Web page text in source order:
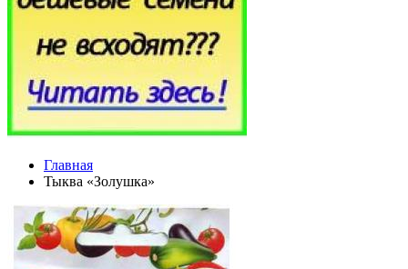
Главная
Тыква «Золушка»